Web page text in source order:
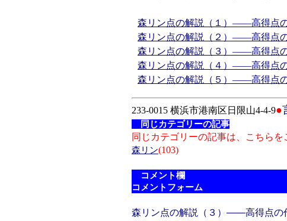
森リン点の解説（１）――高得点
森リン点の解説（２）――高得点
森リン点の解説（３）――高得点
森リン点の解説（４）――高得点
森リン点の解説（５）――高得点
233-0015 横浜市港南区日限山4-4-9●
同じカテゴリーの記事
同じカテゴリーの記事は、こちらを
森リン(103)
コメント欄
コメントフォーム
森リン点の解説（３）――高得点の